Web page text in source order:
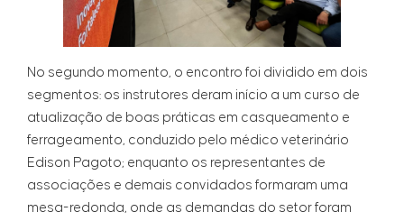
No segundo momento, o encontro foi dividido em dois
segmentos: os instrutores deram início a um curso de
atualização de boas práticas em casqueamento e
ferrageamento, conduzido pelo médico veterinário
Edison Pagoto; enquanto os representantes de
associações e demais convidados formaram uma
mesa-redonda, onde as demandas do setor foram